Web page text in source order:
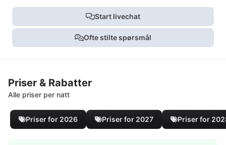
Start livechat
Ofte stilte spørsmål
Priser & Rabatter
Alle priser per natt
Priser for 2026 Priser for 2027 Priser for